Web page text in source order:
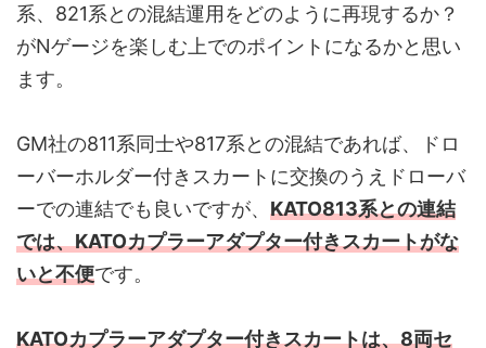
系、821系との混結運用をどのように再現するか？
がNゲージを楽しむ上でのポイントになるかと思い
ます。
GM社の811系同士や817系との混結であれば、ドロ
ーバーホルダー付きスカートに交換のうえドローバ
ーでの連結でも良いですが、 KATO813系との連結
では、KATOカプラーアダプター付きスカートがな
いと不便です。
KATOカプラーアダプター付きスカートは、8両セ